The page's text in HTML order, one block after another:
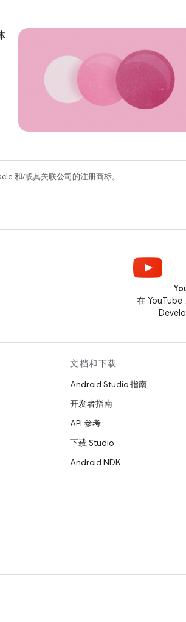
和/或其关联公司的注册商标。
在 YouTube
文档和下载
Android Studio 指南
开发者指南
API 参考
下载 Studio
Android NDK